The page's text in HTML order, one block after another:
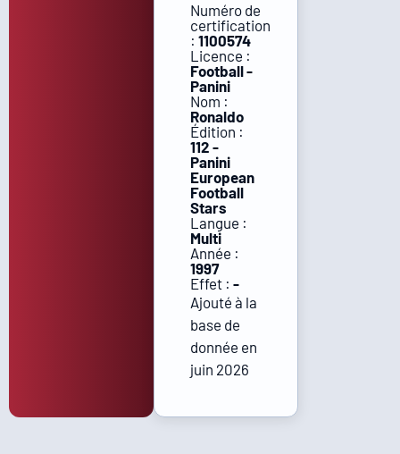
Numéro de
certification
: 1100574
Licence :
Football -
Panini
Nom :
Ronaldo
Édition :
112 -
Panini
European
Football
Stars
Langue :
Multi
Année :
1997
Effet : -
Ajouté à la
base de
donnée en
juin 2026